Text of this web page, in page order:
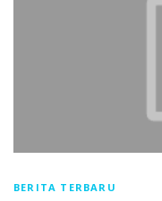
BERITA TERBARU